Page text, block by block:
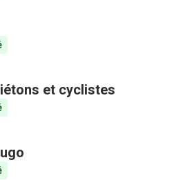
et cyclistes